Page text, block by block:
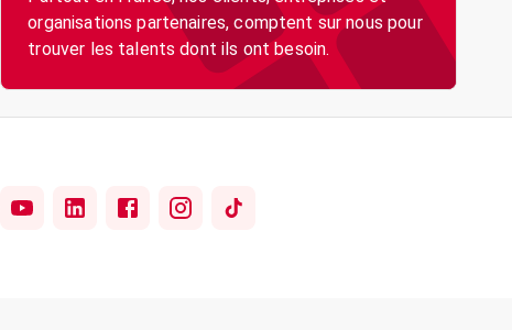
organisations partenaires, comptent sur nous pour
trouver les talents dont ils ont besoin.